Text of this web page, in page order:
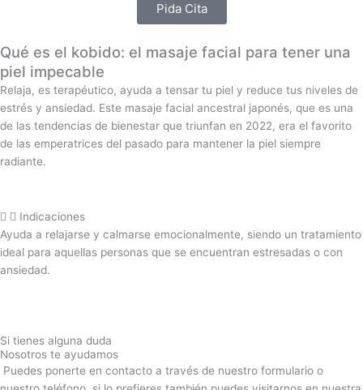
Pida Cita
Qué es el kobido: el masaje facial para tener una
piel impecable
Relaja, es terapéutico, ayuda a tensar tu piel y reduce tus niveles de
estrés y ansiedad. Este masaje facial ancestral japonés, que es una
de las tendencias de bienestar que triunfan en 2022, era el favorito
de las emperatrices del pasado para mantener la piel siempre
radiante.
Indicaciones
Ayuda a relajarse y calmarse emocionalmente, siendo un tratamiento
ideal para aquellas personas que se encuentran estresadas o con
ansiedad.
Si tienes alguna duda
Nosotros te ayudamos
Puedes ponerte en contacto a través de nuestro formulario o